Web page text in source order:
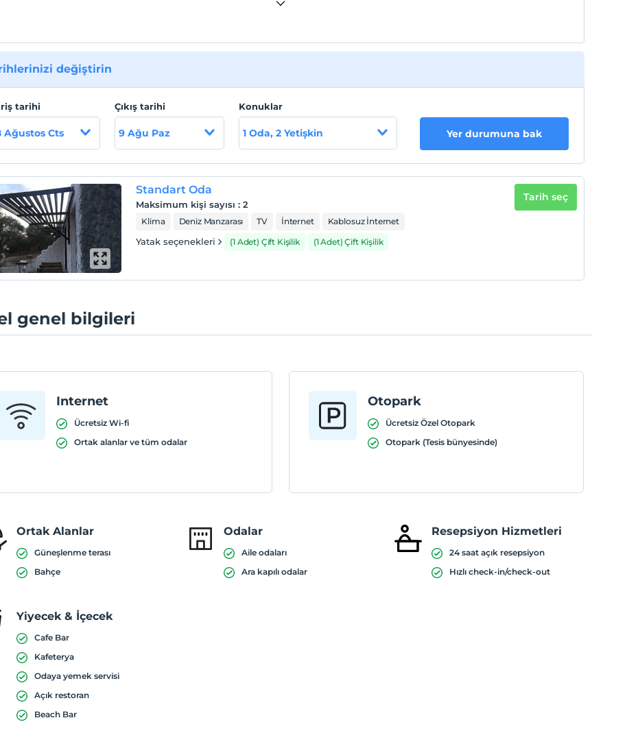
değiştirin
tarihi
Ağustos Cts
Çıkış tarihi
9 Ağu Paz
Konuklar
1 Oda, 2 Yetişkin Yer durumuna bak
Standart Oda
Maksimum kişi sayısı :2
Klima Deniz Manzarası TV İnternet Kablosuz İnternet
Yatak seçenekleri (1 Adet) Çift Kişilik (1 Adet) Çift Kişilik
Tarih seç
genel bilgileri
Internet
Ücretsiz Wi-fi
Ortak alanlar ve tüm odalar
Otopark
Ücretsiz Özel Otopark
Otopark (Tesis bünyesinde)
Ortak Alanlar
Güneşlenme terası
Bahçe
Odalar
Aile odaları
Ara kapılı odalar
Resepsiyon Hizmetleri
24 saat açık resepsiyon
Hızlı check-in/check-out
Yiyecek & İçecek
Cafe Bar
Kafeterya
Odaya yemek servisi
Açık restoran
Beach Bar